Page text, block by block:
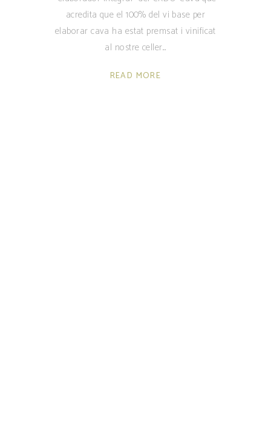
acredita que el 100% del vi base per
elaborar cava ha estat premsat i vinificat
al nostre celler.
READ MORE